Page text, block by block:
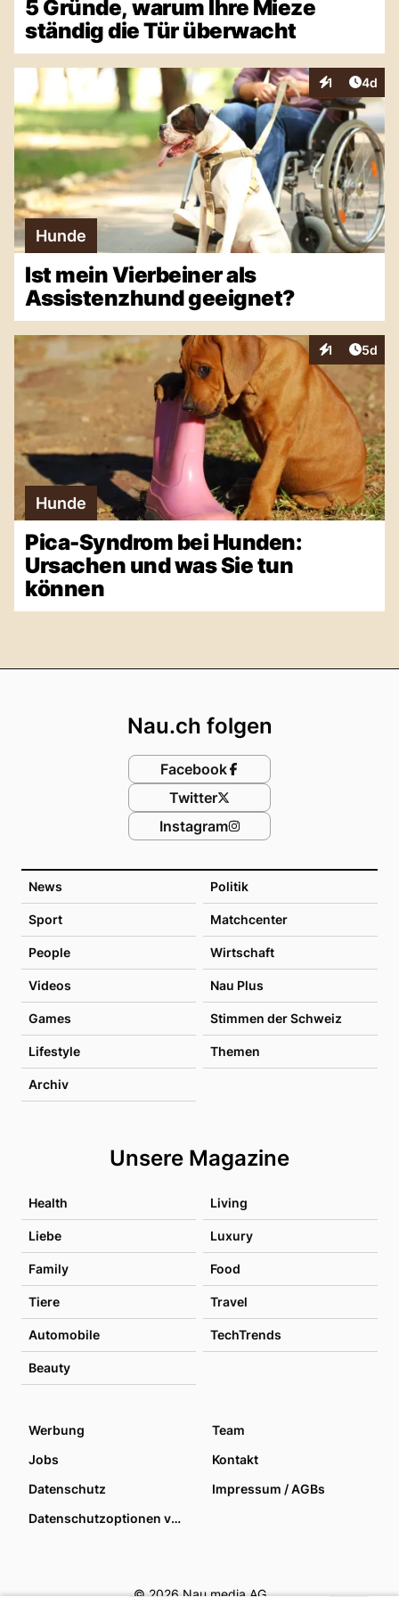
5 Gründe, warum Ihre Mieze
ständig die Tür überwacht
1
Interaktionen
4d
Hunde
Ist mein Vierbeiner als
Assistenzhund geeignet?
1
Interaktionen
5d
Hunde
Pica-Syndrom bei Hunden:
Ursachen und was Sie tun
können
News Politik
Sport Matchcenter
People Wirtschaft
Videos Nau Plus
Games Stimmen der Schweiz
Lifestyle Themen
Archiv
Unsere Magazine
Health Living
Liebe Luxury
Family Food
Tiere Travel
Automobile TechTrends
Beauty
Nau.ch folgen
Facebook
Twitter
Instagram
Werbung
Team
Jobs
Kontakt
Datenschutz
Impressum / AGBs
Datenschutzoptionen verwalten
© 2026 Nau media AG